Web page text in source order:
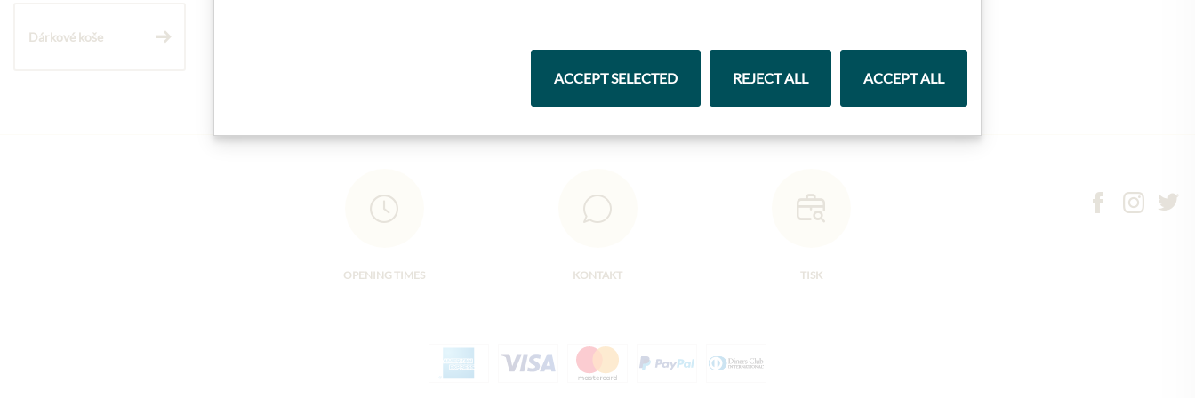
Dárkové koše
OPENING TIMES KONTAKT TISK
ACCEPT SELECTED REJECT ALL ACCEPT ALL